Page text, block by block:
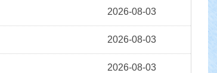
2026-08-03
2026-08-03
2026-08-03